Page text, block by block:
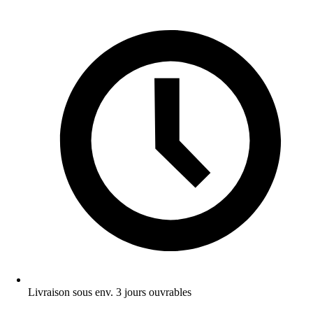
Livraison sous env. 3 jours ouvrables